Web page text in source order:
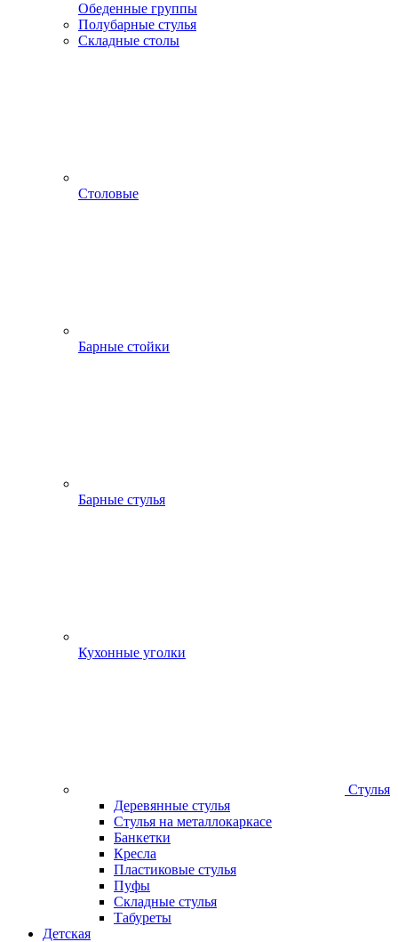
Обеденные группы
Полубарные стулья
Складные столы
Столовые
Барные стойки
Барные стулья
Кухонные уголки
Стулья
Деревянные стулья
Стулья на металлокаркасе
Банкетки
Кресла
Пластиковые стулья
Пуфы
Складные стулья
Табуреты
Детская